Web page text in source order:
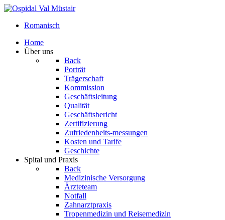
Romanisch
Home
Über uns
Back
Porträt
Trägerschaft
Kommission
Geschäftsleitung
Qualität
Geschäftsbericht
Zertifizierung
Zufriedenheits-messungen
Kosten und Tarife
Geschichte
Spital und Praxis
Back
Medizinische Versorgung
Ärzteteam
Notfall
Zahnarztpraxis
Tropenmedizin und Reisemedizin